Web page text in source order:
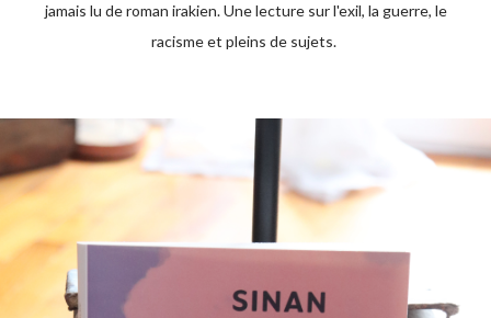
jamais lu de roman irakien. Une lecture sur l'exil, la guerre, le
racisme et pleins de sujets.